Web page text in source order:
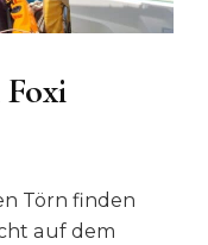
Foxi
Törn finden
auf dem